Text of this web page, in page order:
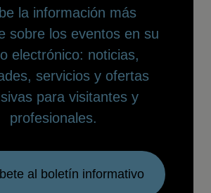
la información más
sobre los eventos en su
electrónico: noticias,
servicios y ofertas
para visitantes y
profesionales.
al boletín informativo